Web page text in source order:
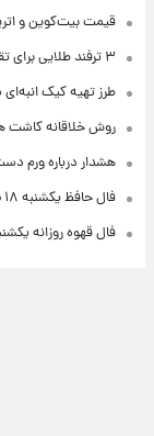
قیمت بیت‌کوین و اتریوم امروز
۳ ترفند طلایی برای تقویت عضلات بدن
طرز تهیه کیک انبه‌ای
روش خلاقانه کاشت
هشدار درباره ورم دست
فال حافظ یکشنبه ۱۸ مرداد ماه ۱۴۰۵
فال قهوه روزانه یکشنبه ۱۸ مرداد ماه ۱۴۰۵